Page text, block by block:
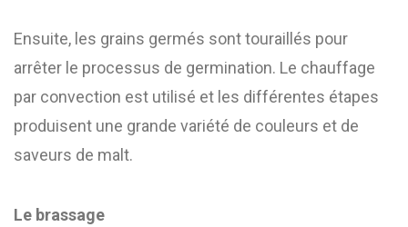
Ensuite, les grains germés sont touraillés pour
arrêter le processus de germination. Le chauffage
par convection est utilisé et les différentes étapes
produisent une grande variété de couleurs et de
saveurs de malt.
Le brassage